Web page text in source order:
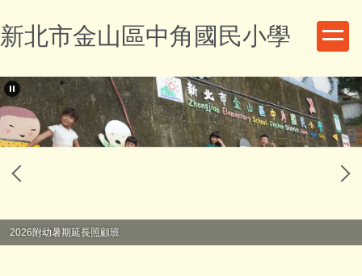
到
主
內
容
區
新北市金山區中角國民小學
2026附幼暑期延長照顧班